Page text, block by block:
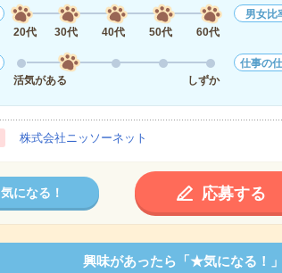
20代
30代 40代 50代 60代
男女比
活気がある
しずか
仕事の
株式会社ニッソーネット
気になる！ 応募する
興味があったら「★気になる！